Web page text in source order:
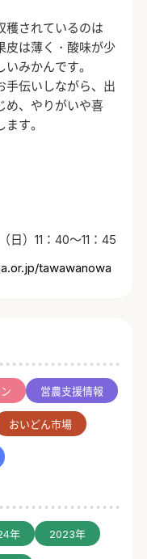
営農支援情報
おいどん市場
年 2023年
されているのは
皮は薄く・酸味が少
みかんです。
伝いしながら、出
め、やりがいや喜
す。
日）11：40～11：45
tawawanowa